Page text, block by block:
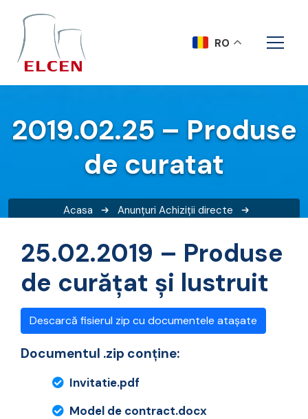
2019.02.25 – Produse
de curatat
Acasa Anunțuri Achiziții directe
25.02.2019 – Produse
de curăţat şi lustruit
Descarcă fisierul zip cu documentele atașate
Documentul .zip conține:
Invitatie.pdf
Model de contract.docx
RO